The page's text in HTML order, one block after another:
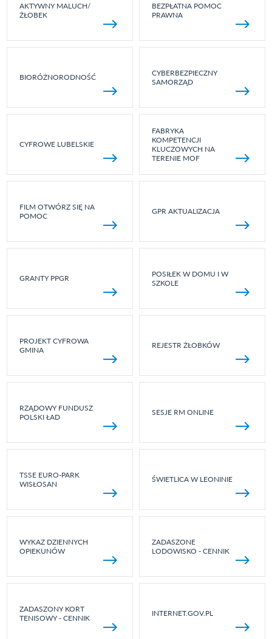
AKTYWNY MALUCH/
ŻŁOBEK
BEZPŁATNA POMOC
PRAWNA
BIORÓŻNORODNOŚĆ
CYBERBEZPIECZNY
SAMORZĄD
CYFROWE LUBELSKIE
FABRYKA
KOMPETENCJI
KLUCZOWYCH NA
TERENIE MOF
FILM OTWÓRZ SIĘ NA
POMOC
GPR AKTUALIZACJA
GRANTY PPGR
POSIŁEK W DOMU I W
SZKOLE
PROJEKT CYFROWA
GMINA
REJESTR ŻŁOBKÓW
RZĄDOWY FUNDUSZ
POLSKI ŁAD
SESJE RM ONLINE
TSSE EURO-PARK
WISŁOSAN
ŚWIETLICA W LEONINIE
WYKAZ DZIENNYCH
OPIEKUNÓW
ZADASZONE
LODOWISKO - CENNIK
ZADASZONY KORT
TENISOWY - CENNIK
INTERNET.GOV.PL